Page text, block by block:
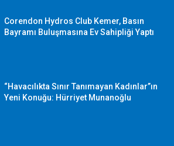
Corendon Hydros Club Kemer, Basın
Bayramı Buluşmasına Ev Sahipliği Yaptı
“Havacılıkta Sınır Tanımayan Kadınlar”ın
Yeni Konuğu: Hürriyet Munanoğlu